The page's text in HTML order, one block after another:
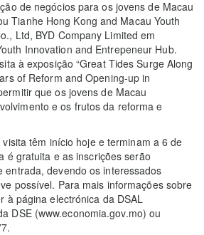
de negócios para os jovens de Macau
Tianhe Hong Kong and Macau Youth
Ltd, BYD Company Limited em
Innovation and Entrepeneur Hub.
à exposição “Great Tides Surge Along
of Reform and Opening-up in
que os jovens de Macau
e os frutos da reforma e
têm início hoje e terminam a 6 de
é gratuita e as inscrições serão
entrada, devendo os interessados
possível. Para mais informações sobre
à página electrónica da DSAL
DSE (www.economia.gov.mo) ou